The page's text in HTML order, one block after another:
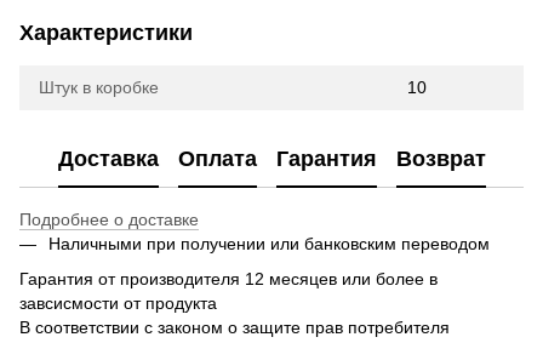
Характеристики
Штук в коробке 10
Доставка Оплата Гарантия Возврат
Подробнее о доставке
Наличными при получении или банковским переводом
Гарантия от производителя 12 месяцев или более в
завсисмости от продукта
В соответствии с законом о защите прав потребителя